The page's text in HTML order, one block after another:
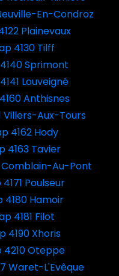
En-Condroz
Plainevaux
4130 Tilff
Sprimont
Louveigné
Anthisnes
Villers-Aux-Tours
4162 Hody
4163 Tavier
Au-Pont
Poulseur
4180 Hamoir
4181 Filot
4190 Xhoris
4210 Oteppe
Waret-L'Evêque